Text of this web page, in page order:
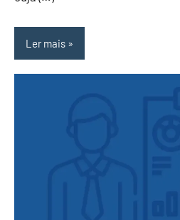
Ler mais